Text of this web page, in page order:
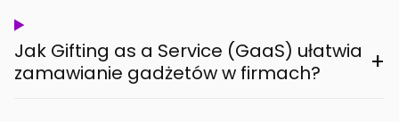
Jak Gifting as a Service (GaaS) ułatwia
zamawianie gadżetów w firmach?
+